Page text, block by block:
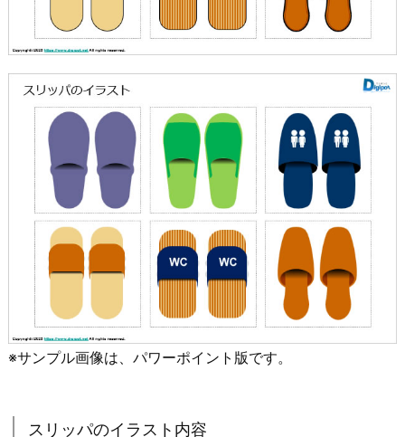
※サンプル画像は、パワーポイント版です。
スリッパのイラスト内容